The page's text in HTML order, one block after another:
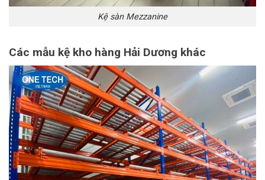
Kệ sàn Mezzanine
Các mẫu kệ kho hàng Hải Dương khác